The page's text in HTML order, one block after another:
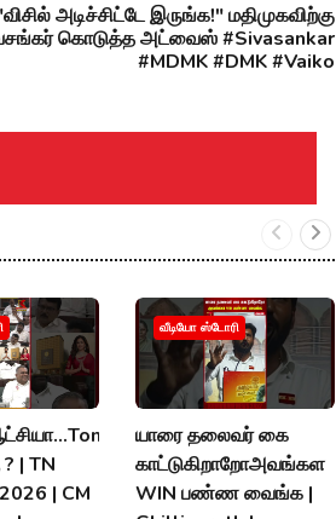
அடிச்சிட்டே இருங்க!" மதிமுகவிற்கு
கொடுத்த அட்வைஸ் #Sivasankar
#MDMK #DMK #Vaiko
| TN
| CM
வீடியோ ஸ்டோரி
யாரை தலைவர் கை
காட்டுகிறாறோஅவங்கள
WIN பண்ண வைங்க |